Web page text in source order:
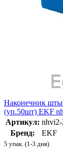
Наконечник
(уп.50шт) EKF
Артикул:
Бренд:
EKF
5 упак. (1-3 дня)